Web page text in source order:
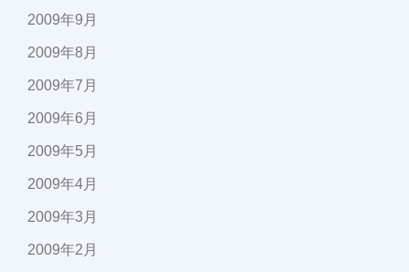
2009年9月
2009年8月
2009年7月
2009年6月
2009年5月
2009年4月
2009年3月
2009年2月